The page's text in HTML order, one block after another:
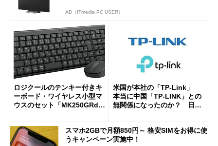
AD（ITmedia PC USER）
ロジクールのテンキー付きキ
ーボード・ワイヤレス小型マ
ウスのセット「MK250GRd」
米国が本社の「TP-Link」
本当に中国「TP-LINK」との
無関係になったのか？ 日本
スマホ2GBで月額850円～ 格安SIMをお得に使
うキャンペーン実施中！